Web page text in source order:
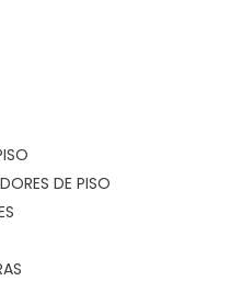
DE PISO